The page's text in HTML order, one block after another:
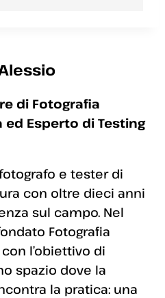
di Fotografia
ed Esperto di Testing
e tester di
con oltre dieci anni
sul campo. Nel
Fotografia
l’obiettivo di
spazio dove la
la pratica: una